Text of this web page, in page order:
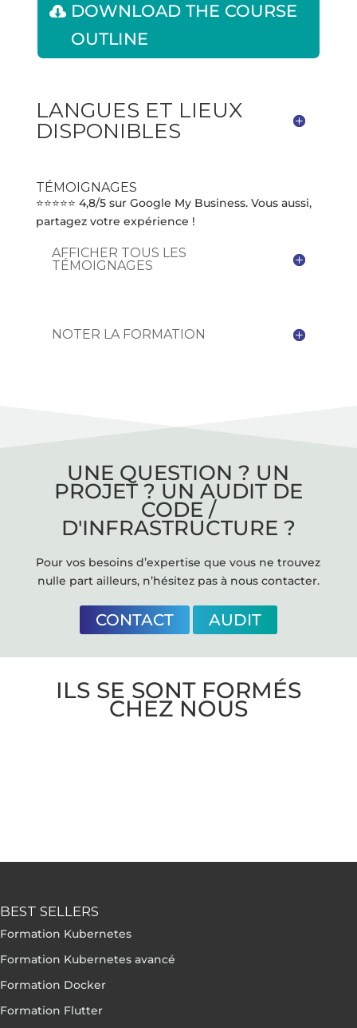
DOWNLOAD THE COURSE
OUTLINE
LANGUES ET LIEUX
DISPONIBLES
TÉMOIGNAGES
⭐⭐⭐⭐⭐ 4,8/5 sur Google My Business. Vous aussi,
partagez votre expérience !
AFFICHER TOUS LES
TÉMOIGNAGES
NOTER LA FORMATION
UNE QUESTION ? UN
PROJET ? UN AUDIT DE
CODE /
D'INFRASTRUCTURE ?
Pour vos besoins d’expertise que vous ne trouvez
nulle part ailleurs, n’hésitez pas à nous contacter.
CONTACT AUDIT
ILS SE SONT FORMÉS
CHEZ NOUS
BEST SELLERS
Formation Kubernetes
Formation Kubernetes avancé
Formation Docker
Formation Flutter